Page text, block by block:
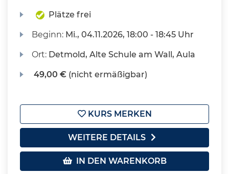
Plätze frei
Beginn: Mi., 04.11.2026, 18:00 - 18:45 Uhr
Ort: Detmold, Alte Schule am Wall, Aula
49,00 € (nicht ermäßigbar)
KURS MERKEN
WEITERE DETAILS
IN DEN WARENKORB